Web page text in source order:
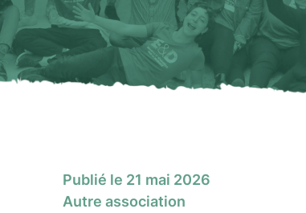
Publié le 21 mai 2026
Autre association